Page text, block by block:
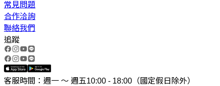
常見問題
合作洽詢
聯絡我們
追蹤
客服時間：週一 ～ 週五10:00 - 18:00（國定假日除外）